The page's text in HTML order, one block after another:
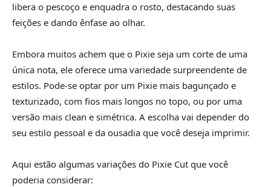
libera o pescoço e enquadra o rosto, destacando suas
feições e dando ênfase ao olhar.
Embora muitos achem que o Pixie seja um corte de uma
única nota, ele oferece uma variedade surpreendente de
estilos. Pode-se optar por um Pixie mais bagunçado e
texturizado, com fios mais longos no topo, ou por uma
versão mais clean e simétrica. A escolha vai depender do
seu estilo pessoal e da ousadia que você deseja imprimir.
Aqui estão algumas variações do Pixie Cut que você
poderia considerar: